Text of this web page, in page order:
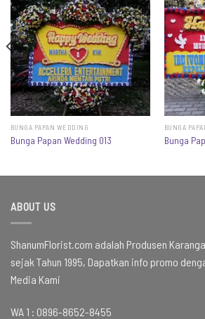
BUNGA PAPAN WEDDING
Bunga Papan Wedding 013
BUNGA
Bunga
ABOUT US
ShanumFlorist.com adalah Produsen
sejak Tahun 1995, Dapatkan info promo
Media Kami
WA 1 : 0896-8652-8455